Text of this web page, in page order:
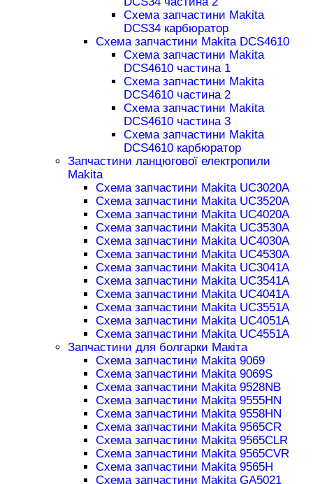
Схема запчастини Makita
DCS34 карбюратор
Схема запчастини Makita DCS4610
Схема запчастини Makita
DCS4610 частина 1
Схема запчастини Makita
DCS4610 частина 2
Схема запчастини Makita
DCS4610 частина 3
Схема запчастини Makita
DCS4610 карбюратор
Запчастини ланцюгової електропили
Makita
Схема запчастини Makita UC3020A
Схема запчастини Makita UC3520A
Схема запчастини Makita UC4020A
Схема запчастини Makita UC3530A
Схема запчастини Makita UC4030A
Схема запчастини Makita UC4530A
Схема запчастини Makita UC3041A
Схема запчастини Makita UC3541A
Схема запчастини Makita UC4041A
Схема запчастини Makita UC3551A
Схема запчастини Makita UC4051A
Схема запчастини Makita UC4551A
Запчастини для болгарки Макіта
Схема запчастини Makita 9069
Схема запчастини Makita 9069S
Схема запчастини Makita 9528NB
Схема запчастини Makita 9555HN
Схема запчастини Makita 9558HN
Схема запчастини Makita 9565CR
Схема запчастини Makita 9565CLR
Схема запчастини Makita 9565CVR
Схема запчастини Makita 9565H
Схема запчастини Makita GA5021